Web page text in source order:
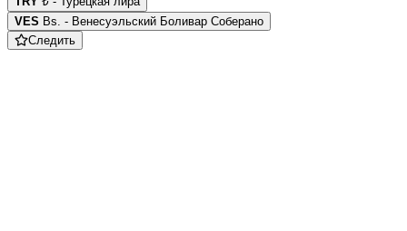
VES Bs. - Венесуэльский Боливар Соберано
Следить